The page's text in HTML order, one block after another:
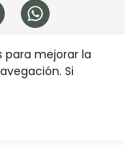
para mejorar la
Si